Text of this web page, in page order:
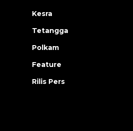
Kesra
Tetangga
Polkam
Feature
Rilis Pers